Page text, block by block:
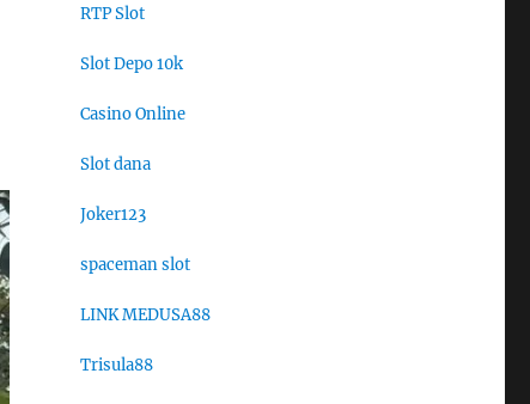
RTP Slot
Slot Depo 10k
Casino Online
Slot dana
Joker123
spaceman slot
LINK MEDUSA88
Trisula88